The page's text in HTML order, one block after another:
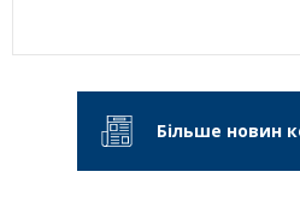
Більше новин